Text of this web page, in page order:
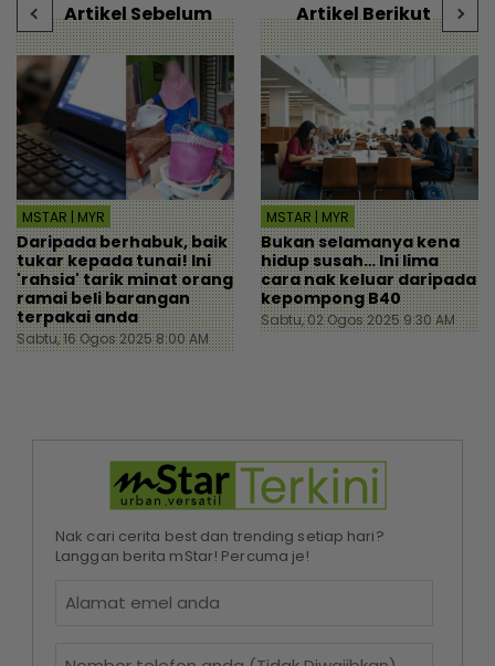
Artikel Sebelum
MSTAR | MYR
Daripada berhabuk, baik
tukar kepada tunai! Ini
'rahsia' tarik minat orang
ramai beli barangan
terpakai anda
Sabtu, 16 Ogos 2025 8:00 AM
Artikel Berikut
MSTAR | MYR
Bukan selamanya kena
hidup susah… Ini lima
cara nak keluar daripada
kepompong B40
Sabtu, 02 Ogos 2025 9:30 AM
Nak cari cerita best dan trending setiap hari?
Langgan berita mStar! Percuma je!